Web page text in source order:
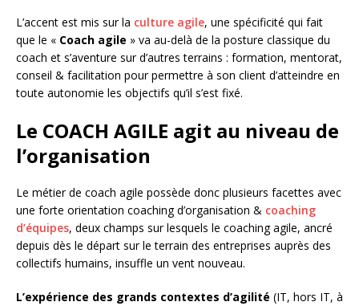
L’accent est mis sur la culture agile, une spécificité qui fait
que le « Coach agile » va au-delà de la posture classique du
coach et s’aventure sur d’autres terrains : formation, mentorat,
conseil & facilitation pour permettre à son client d’atteindre en
toute autonomie les objectifs qu’il s’est fixé.
Le COACH AGILE agit au niveau de
l’organisation
Le métier de coach agile possède donc plusieurs facettes avec
une forte orientation coaching d’organisation & coaching
d’équipes, deux champs sur lesquels le coaching agile, ancré
depuis dès le départ sur le terrain des entreprises auprès des
collectifs humains, insuffle un vent nouveau.
L’expérience des grands contextes d’agilité (IT, hors IT, à